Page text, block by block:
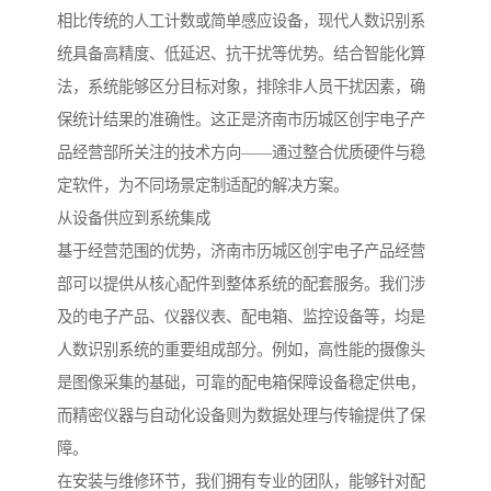
相比传统的人工计数或简单感应设备，现代人数识别系
统具备高精度、低延迟、抗干扰等优势。结合智能化算
法，系统能够区分目标对象，排除非人员干扰因素，确
保统计结果的准确性。这正是济南市历城区创宇电子产
品经营部所关注的技术方向——通过整合优质硬件与稳
定软件，为不同场景定制适配的解决方案。
从设备供应到系统集成
基于经营范围的优势，济南市历城区创宇电子产品经营
部可以提供从核心配件到整体系统的配套服务。我们涉
及的电子产品、仪器仪表、配电箱、监控设备等，均是
人数识别系统的重要组成部分。例如，高性能的摄像头
是图像采集的基础，可靠的配电箱保障设备稳定供电，
而精密仪器与自动化设备则为数据处理与传输提供了保
障。
在安装与维修环节，我们拥有专业的团队，能够针对配